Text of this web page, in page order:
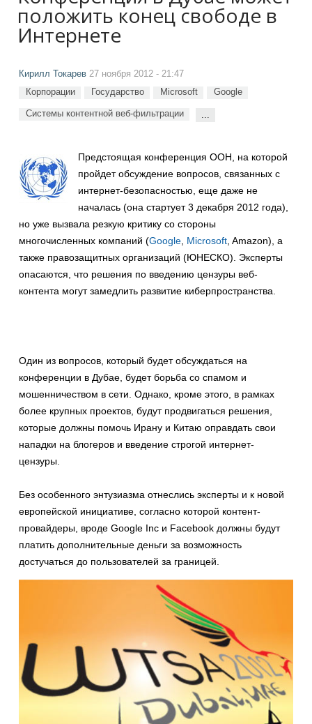
положить конец свободе в
Интернете
Кирилл Токарев 27 ноября 2012 - 21:47
Корпорации Государство Microsoft Google
Системы контентной веб-фильтрации ...
Предстоящая конференция ООН, на которой
пройдет обсуждение вопросов, связанных с
интернет-безопасностью, еще даже не
началась (она стартует 3 декабря 2012 года),
но уже вызвала резкую критику со стороны
многочисленных компаний (Google Microsoft , Amazon), а
также правозащитных организаций (ЮНЕСКО). Эксперты
опасаются, что решения по введению цензуры веб-
контента могут замедлить развитие киберпространства.
Один из вопросов, который будет обсуждаться на
конференции в Дубае, будет борьба со спамом и
мошенничеством в сети. Однако, кроме этого, в рамках
более крупных проектов, будут продвигаться решения,
которые должны помочь Ирану и Китаю оправдать свои
нападки на блогеров и введение строгой интернет-
цензуры.
Без особенного энтузиазма отнеслись эксперты и к новой
европейской инициативе, согласно которой контент-
провайдеры, вроде Google Inc и Facebook должны будут
платить дополнительные деньги за возможность
достучаться до пользователей за границей.